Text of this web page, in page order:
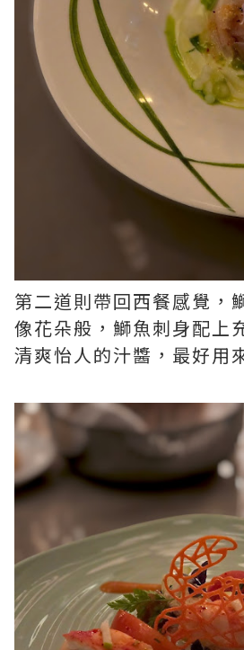
第二道則帶回西餐感覺，
像花朵般，鰤魚刺身配上
清爽怡人的汁醬，最好用